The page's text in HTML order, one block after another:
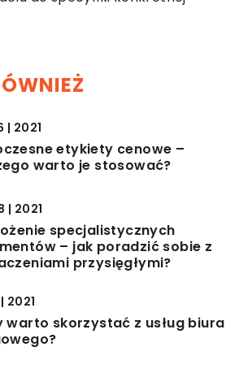
| 2021
etykiety cenowe –
warto je stosować?
| 2021
specjalistycznych
– jak poradzić sobie z
przysięgłymi?
2021
warto skorzystać z usług biura